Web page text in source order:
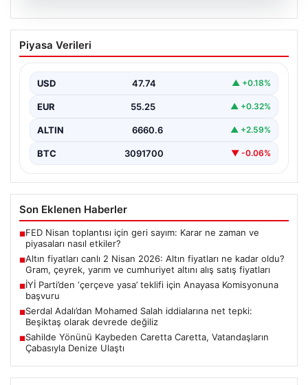
Altın fiyatları canlı 2 Nisan 2026: Altın
fiyatları ne kadar oldu? Gram, çeyrek,
fiyatları
Piyasa Verileri
USD 47.74 ▲ +0.18%
EUR 55.25 ▲ +0.32%
ALTIN 6660.6 ▲ +2.59%
BTC 3091700 ▼ -0.06%
Son Eklenen Haberler
■FED Nisan toplantısı için geri sayım: Karar ne zaman ve
piyasaları nasıl etkiler?
■Altın fiyatları canlı 2 Nisan 2026: Altın fiyatları ne kadar oldu?
Gram, çeyrek, yarım ve cumhuriyet altını alış satış fiyatları
■İYİ Parti’den ‘çerçeve yasa’ teklifi için Anayasa Komisyonuna
başvuru
■Serdal Adalı’dan Mohamed Salah iddialarına net tepki:
Beşiktaş olarak devrede değiliz
■Sahilde Yönünü Kaybeden Caretta Caretta, Vatandaşların
Çabasıyla Denize Ulaştı